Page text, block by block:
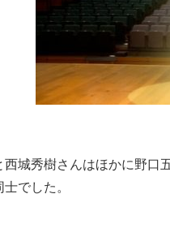
城秀樹さんはほかに野口
でした。